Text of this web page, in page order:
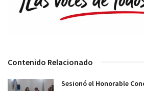
Contenido Relacionado
Sesionó el Honorable